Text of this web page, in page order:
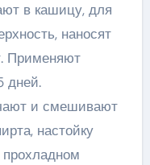
в кашицу, для
наносят
Применяют
дней.
и смешивают
настойку